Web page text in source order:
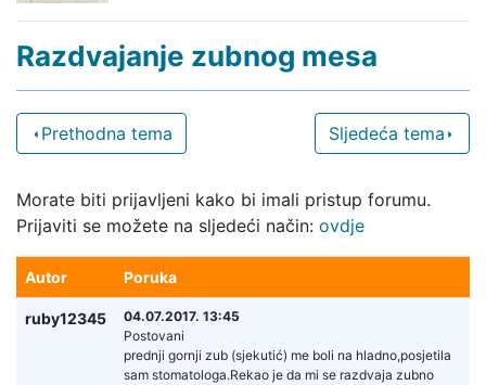
Razdvajanje zubnog mesa
Prethodna tema Sljedeća tema
Morate biti prijavljeni kako bi imali pristup forumu.
Prijaviti se možete na sljedeći način: ovdje
Autor Poruka
ruby12345
04.07.2017. 13:45
Postovani
prednji gornji zub (sjekutić) me boli na hladno,posjetila
sam stomatologa.Rekao je da mi se razdvaja zubno